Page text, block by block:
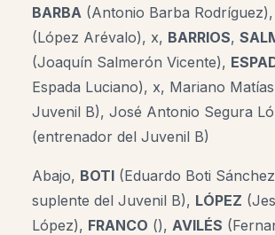
BARBA (Antonio Barba Rodríguez),
(López Arévalo), x, BARRIOS,
(Joaquín Salmerón Vicente),
Espada Luciano), x, Mariano
Juvenil B), José Antonio Segura
(entrenador del Juvenil B)
Abajo, BOTI (Eduardo Boti
suplente del Juvenil B), LÓPEZ
López), FRANCO (), AVILÉS